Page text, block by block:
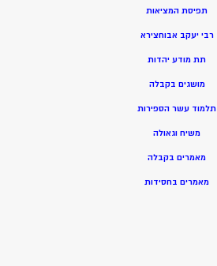
תפיסת המציאות
רבי יעקב אבוחצירא
תת מודע יהדות
מושגים בקבלה
תלמוד עשר הספירות
משיח וגאולה
מאמרים בקבלה
מאמרים בחסידות